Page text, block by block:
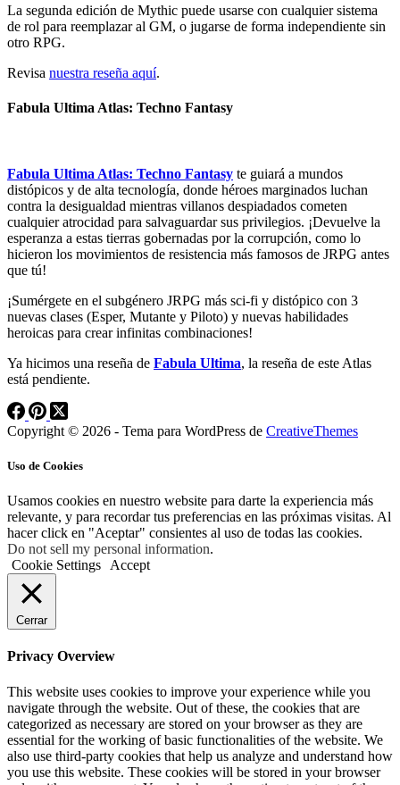
La segunda edición de Mythic puede usarse con cualquier sistema
de rol para reemplazar al GM, o jugarse de forma independiente sin
otro RPG.
Revisa nuestra reseña aquí.
Fabula Ultima Atlas: Techno Fantasy
Fabula Ultima Atlas: Techno Fantasy te guiará a mundos
distópicos y de alta tecnología, donde héroes marginados luchan
contra la desigualdad mientras villanos despiadados cometen
cualquier atrocidad para salvaguardar sus privilegios. ¡Devuelve la
esperanza a estas tierras gobernadas por la corrupción, como lo
hicieron los movimientos de resistencia más famosos de JRPG antes
que tú!
¡Sumérgete en el subgénero JRPG más sci-fi y distópico con 3
nuevas clases (Esper, Mutante y Piloto) y nuevas habilidades
heroicas para crear infinitas combinaciones!
Ya hicimos una reseña de Fabula Ultima, la reseña de este Atlas
está pendiente.
Copyright © 2026 - Tema para WordPress de CreativeThemes
Uso de Cookies
Usamos cookies en nuestro website para darte la experiencia más
relevante, y para recordar tus preferencias en las próximas visitas. Al
hacer click en "Aceptar" consientes al uso de todas las cookies.
Do not sell my personal information.
Cookie Settings
Accept
Cerrar
Privacy Overview
This website uses cookies to improve your experience while you
navigate through the website. Out of these, the cookies that are
categorized as necessary are stored on your browser as they are
essential for the working of basic functionalities of the website. We
also use third-party cookies that help us analyze and understand how
you use this website. These cookies will be stored in your browser